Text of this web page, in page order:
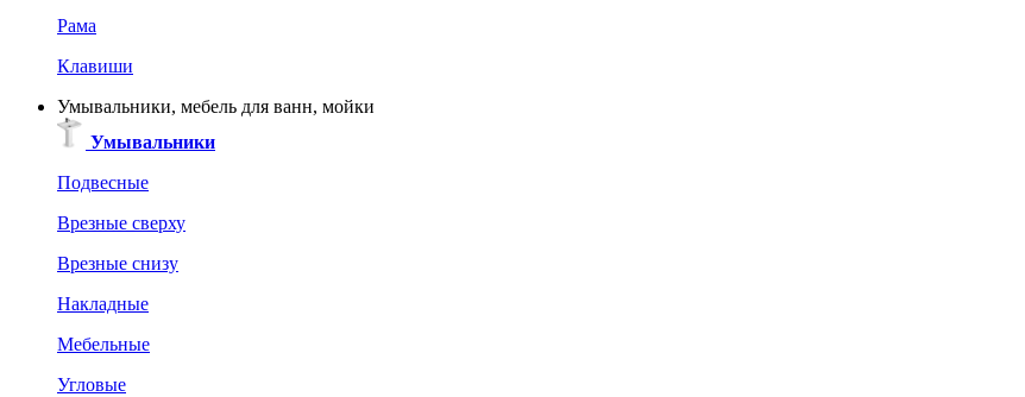
Рама
Клавиши
Умывальники, мебель для ванн, мойки
Умывальники
Подвесные
Врезные сверху
Врезные снизу
Накладные
Мебельные
Угловые